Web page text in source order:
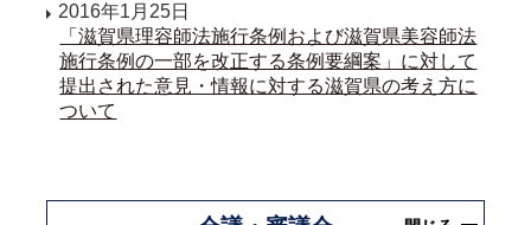
2016年1月25日
「滋賀県理容師法施行条例および滋賀県美容師法
施行条例の一部を改正する条例要綱案」に対して
提出された意見・情報に対する滋賀県の考え方に
ついて